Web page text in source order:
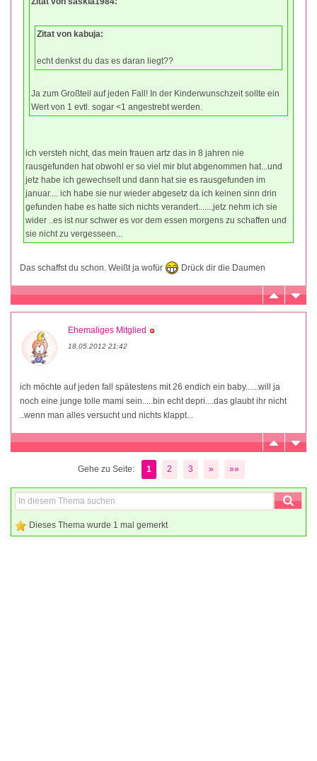
Zitat von kabuja:
echt denkst du das es daran liegt??
Ja zum Großteil auf jeden Fall! In der Kinderwunschzeit sollte ein
Wert von 1 evtl. sogar <1 angestrebt werden.
ich versteh nicht, das mein frauen artz das in 8 jahren nie
rausgefunden hat obwohl er so viel mir blut abgenommen hat...und
jetz habe ich gewechselt und dann hat sie es rausgefunden im
januar.... ich habe sie nur wieder abgesetz da ich keinen sinn drin
gefunden habe es hatte sich nichts verandert.......jetz nehm ich sie
wider ..es ist nur schwer es vor dem essen morgens zu schaffen und
sie nicht zu vergesseen...
Das schaffst du schon. Weißt ja wofür Drück dir die Daumen
Ehemaliges Mitglied
18.05.2012 21:42
ich möchte auf jeden fall spätestens mit 26 endich ein baby......will ja
noch eine junge tolle mami sein.....bin echt depri....das glaubt ihr nicht
..wenn man alles versucht und nichts klappt...
Gehe zu Seite: 1 2 3 » »»
Dieses Thema wurde 1 mal gemerkt